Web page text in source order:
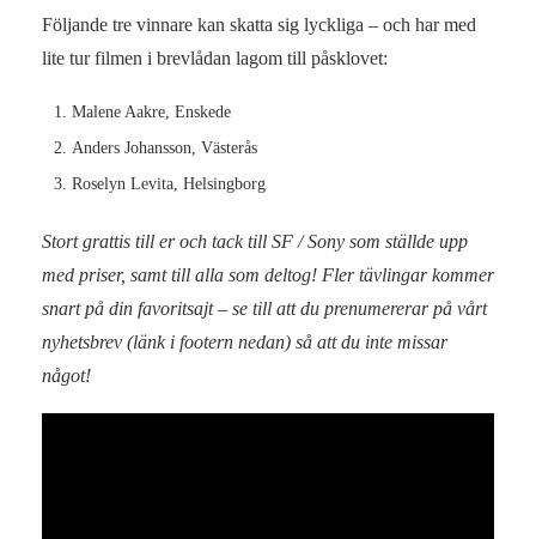
Följande tre vinnare kan skatta sig lyckliga – och har med
lite tur filmen i brevlådan lagom till påsklovet:
Malene Aakre, Enskede
Anders Johansson, Västerås
Roselyn Levita, Helsingborg
Stort grattis till er och tack till SF / Sony som ställde upp
med priser, samt till alla som deltog! Fler tävlingar kommer
snart på din favoritsajt – se till att du prenumererar på vårt
nyhetsbrev (länk i footern nedan) så att du inte missar
något!